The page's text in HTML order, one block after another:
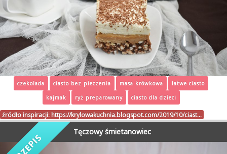
czekolada ciasto bez pieczenia masa krówkowa
łatwe ciasto
kajmak
ryż preparowany ciasto dla dzieci
źródło inspiracji: https://krylowakuchnia.blogspot.com/2019/10/ciast…
Tęczowy śmietanowiec